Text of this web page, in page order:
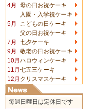
4月
母の日お祝ケーキ
入園・入学祝ケーキ
5月
こどもの日ケーキ
父の日お祝ケーキ
7月
七夕ケーキ
9月
敬老の日お祝ケーキ
10月 ハロウィンケーキ
11月 七五三ケーキ
12月 クリスマスケーキ
毎週日曜日は定休日です